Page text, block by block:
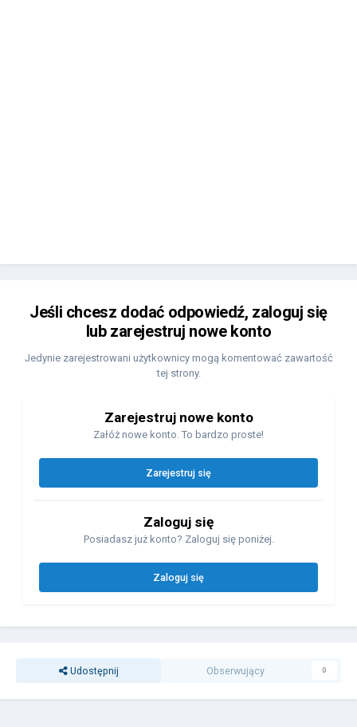
Jeśli chcesz dodać odpowiedź, zaloguj się
lub zarejestruj nowe konto
Jedynie zarejestrowani użytkownicy mogą komentować zawartość
tej strony.
Zarejestruj nowe konto
Załóż nowe konto. To bardzo proste!
Zarejestruj się
Zaloguj się
Posiadasz już konto? Zaloguj się poniżej.
Zaloguj się
Udostępnij Obserwujący 0